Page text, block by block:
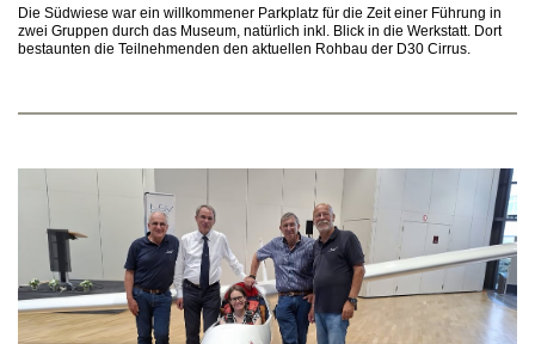
Die Südwiese war ein willkommener Parkplatz für die Zeit einer Führung in
zwei Gruppen durch das Museum, natürlich inkl. Blick in die Werkstatt. Dort
bestaunten die Teilnehmenden den aktuellen Rohbau der D30 Cirrus.